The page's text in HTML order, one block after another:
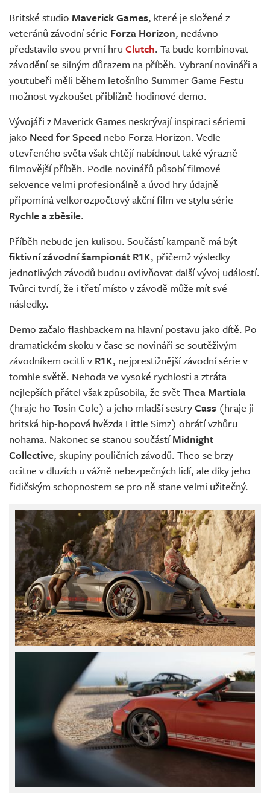
Živě
Britské studio Maverick Games, které je složené z
veteránů závodní série Forza Horizon, nedávno
představilo svou první hru Clutch. Ta bude kombinovat
závodění se silným důrazem na příběh. Vybraní novináři a
youtubeři měli během letošního Summer Game Festu
možnost vyzkoušet přibližně hodinové demo.
Vývojáři z Maverick Games neskrývají inspiraci sériemi
jako Need for Speed nebo Forza Horizon. Vedle
otevřeného světa však chtějí nabídnout také výrazně
filmovější příběh. Podle novinářů působí filmové
sekvence velmi profesionálně a úvod hry údajně
připomíná velkorozpočtový akční film ve stylu série
Rychle a zběsile.
Příběh nebude jen kulisou. Součástí kampaně má být
fiktivní závodní šampionát R1K, přičemž výsledky
jednotlivých závodů budou ovlivňovat další vývoj událostí.
Tvůrci tvrdí, že i třetí místo v závodě může mít své
následky.
Demo začalo flashbackem na hlavní postavu jako dítě. Po
dramatickém skoku v čase se novináři se soutěživým
závodníkem ocitli v R1K, nejprestižnější závodní série v
tomhle světě. Nehoda ve vysoké rychlosti a ztráta
nejlepších přátel však způsobila, že světThea Martiala
(hraje ho Tosin Cole) a jeho mladší sestryCass (hraje ji
britská hip-hopová hvězda Little Simz) obrátí vzhůru
nohama. Nakonec se stanou součástíMidnight
Collective, skupiny pouličních závodů. Theo se brzy
ocitne v dluzích u vážně nebezpečných lidí, ale díky jeho
řidičským schopnostem se pro ně stane velmi užitečný.